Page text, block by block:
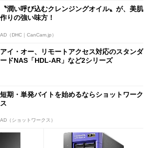
〝潤い呼び込むクレンジングオイル〟が、美肌
作りの強い味方！
AD（DHC｜CanCam.jp）
アイ・オー、リモートアクセス対応のスタンダ
ードNAS「HDL-AR」など2シリーズ
短期・単発バイトを始めるならショットワーク
ス
AD（ショットワークス）